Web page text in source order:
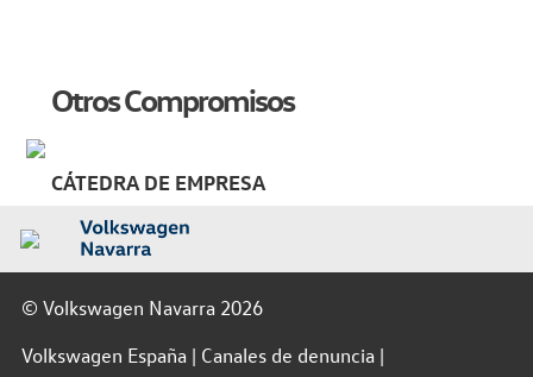
Otros Compromisos
CÁTEDRA DE EMPRESA
© Volkswagen Navarra 2026
Volkswagen España
Canales de denuncia